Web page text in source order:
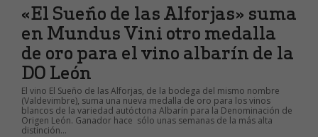
«El Sueño de las Alforjas» suma
en Mundus Vini otro medalla
de oro para el vino albarín de la
DO León
El vino El Sueño de las Alforjas, de la bodega del mismo nombre
(Valdevimbre), suma una nueva medalla de oro para los vinos
blancos de la variedad autóctona Albarín para la Denominación de
Origen León. Ganador hace sólo unas semanas de la más alta
distinción...